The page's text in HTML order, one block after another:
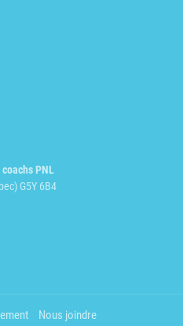
PNL
G5Y 6B4
Nous joindre